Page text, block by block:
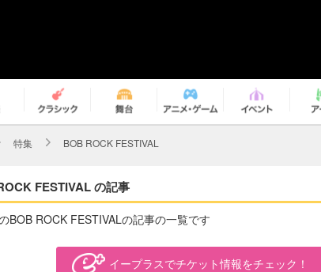
特集 BOB ROCK FESTIVAL
FESTIVAL の記事
BOB ROCK FESTIVALの記事の一覧です
イープラスでチケット情報をチェック！